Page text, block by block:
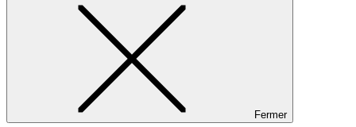
Fermer